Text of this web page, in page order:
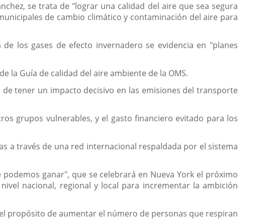
se trata de "lograr una calidad del aire que sea segura
de cambio climático y contaminación del aire para
los gases de efecto invernadero se evidencia en "planes
la Guía de calidad del aire ambiente de la OMS.
tener un impacto decisivo en las emisiones del transporte
grupos vulnerables, y el gasto financiero evitado para los
a través de una red internacional respaldada por el sistema
podemos ganar", que se celebrará en Nueva York el próximo
nacional, regional y local para incrementar la ambición
propósito de aumentar el número de personas que respiran